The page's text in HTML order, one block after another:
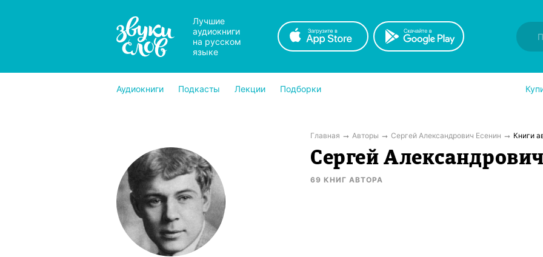
Лучшие
аудиокниги
на русском
языке
Аудиокниги Подкасты Лекции Подборки
Главная Авторы Сергей Александрович Есенин Книги
Сергей
69 КНИГ АВТОРА